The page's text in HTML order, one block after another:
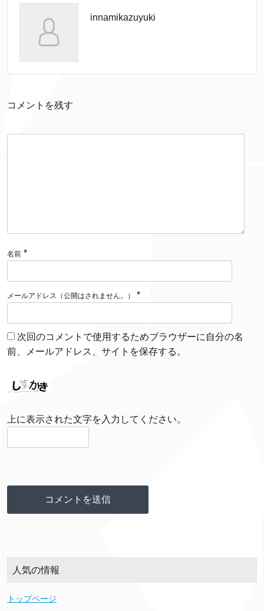
innamikazuyuki
コメントを残す
名前 *
メールアドレス（公開はされません。） *
次回のコメントで使用するためブラウザーに自分の名
前、メールアドレス、サイトを保存する。
上に表示された文字を入力してください。
人気の情報
トップページ